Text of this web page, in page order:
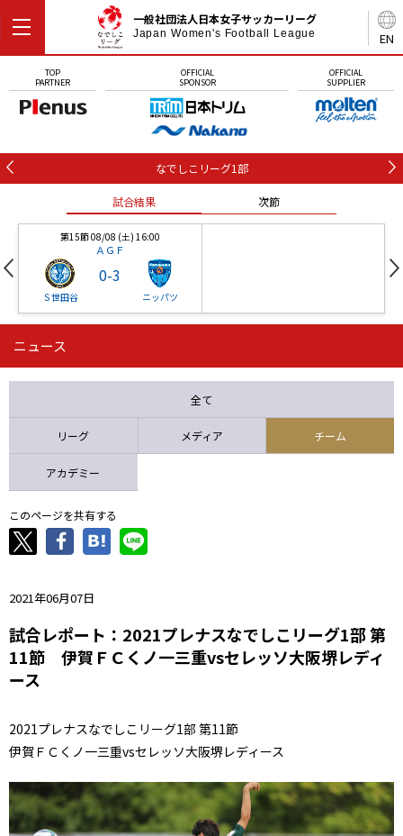
EN
一般社団法人日本女子サッカーリーグ
Japan Women's Football League
TOP
PARTNER
OFFICIAL
SPONSOR
OFFICIAL
SUPPLIER
なでしこリーグ1部
試合結果 次節
第15節 08/08 (土) 16:00
ＡＧＦ
Ｓ世田谷
0-3
ニッパツ
第16節 09/05 (土) 15:00
ニッパツ 石人の星
ニュース
全て
リーグ メディア チーム
アカデミー
このページを共有する
2021年06月07日
試合レポート：2021プレナスなでしこリーグ1部 第
11節 伊賀ＦＣくノ一三重vsセレッソ大阪堺レディ
ース
2021プレナスなでしこリーグ1部 第11節
伊賀ＦＣくノ一三重vsセレッソ大阪堺レディース